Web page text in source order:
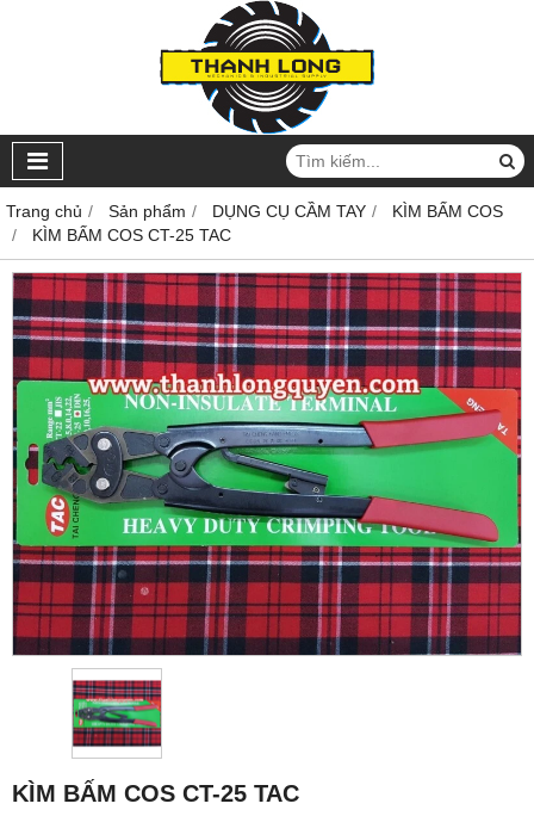
Trang chủ Sản phẩm DỤNG CỤ CẦM TAY
KÌM BẤM COS
KÌM BẤM COS CT-25 TAC
KÌM BẤM COS CT-25 TAC